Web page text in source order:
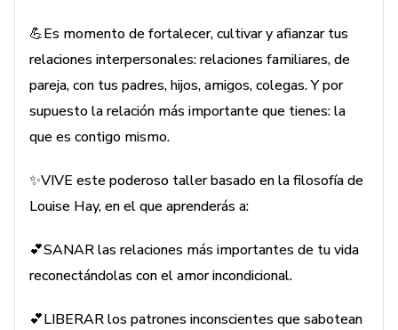
📆 MIÉRCOLES 23 DE AGOSTO, 19H00
👩‍💻 SESIÓN ONLINE
Comunicación Corporativa, Instructora de Talleres de
Transformación y Crecimiento Heal Your Life Teacher, Life
Certificada en la Ciencia del Bienestar por la Universidad de
Yale. Certificación Internacional Abundancia sin Límite por
comunicación ecuatorianos.
💪Es momento de fortalecer, cultivar y afianzar tus
relaciones interpersonales: relaciones familiares, de
pareja, con tus padres, hijos, amigos, colegas. Y por
supuesto la relación más importante que tienes: la
que es contigo mismo.
✨VIVE este poderoso taller basado en la filosofía de
Louise Hay, en el que aprenderás a:
💕SANAR las relaciones más importantes de tu vida
reconectándolas con el amor incondicional.
💕LIBERAR los patrones inconscientes que sabotean